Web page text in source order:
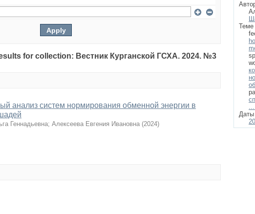
for collection: Вестник Курганской ГСХА. 2024. №3
анализ систем нормирования обменной энергии в
Геннадьевна; Алексеева Евгения Ивановна (2024)
Теме
Даты